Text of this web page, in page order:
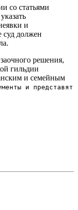
со статьями
и
суд должен
решения,
гильдии
и семейным
и представят